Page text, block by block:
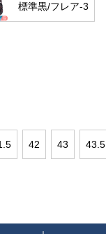
標準黒/フレア-3
42 43 43.5